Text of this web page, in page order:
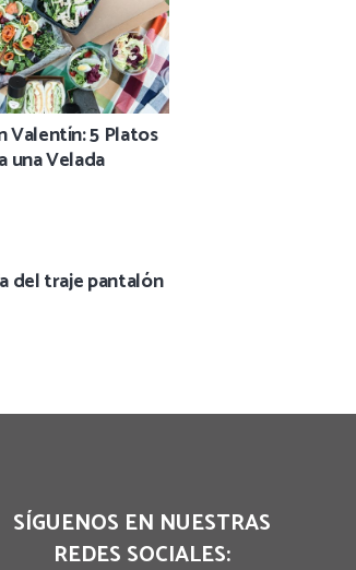
Valentín: 5 Platos
una Velada
del traje pantalón
SÍGUENOS EN NUESTRAS
REDES SOCIALES: